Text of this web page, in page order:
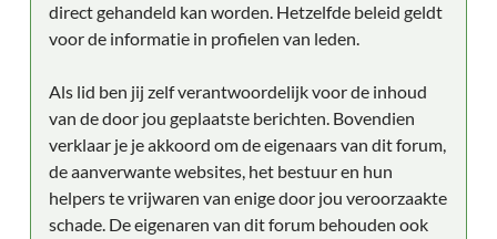
direct gehandeld kan worden. Hetzelfde beleid geldt
voor de informatie in profielen van leden.
Als lid ben jij zelf verantwoordelijk voor de inhoud
van de door jou geplaatste berichten. Bovendien
verklaar je je akkoord om de eigenaars van dit forum,
de aanverwante websites, het bestuur en hun
helpers te vrijwaren van enige door jou veroorzaakte
schade. De eigenaren van dit forum behouden ook